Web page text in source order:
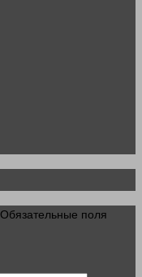
Обязательные поля